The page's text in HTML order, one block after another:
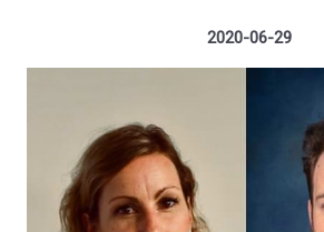
2020-06-29